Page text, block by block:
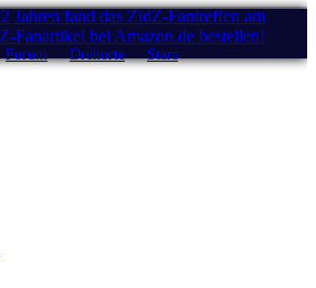
Jahren fand das ZidZ-Fantreffen am
Fanartikel bei Amazon.de bestellen!
Forum Drehorte Stars